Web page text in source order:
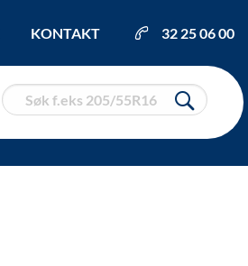
KONTAKT 32 25 06 00